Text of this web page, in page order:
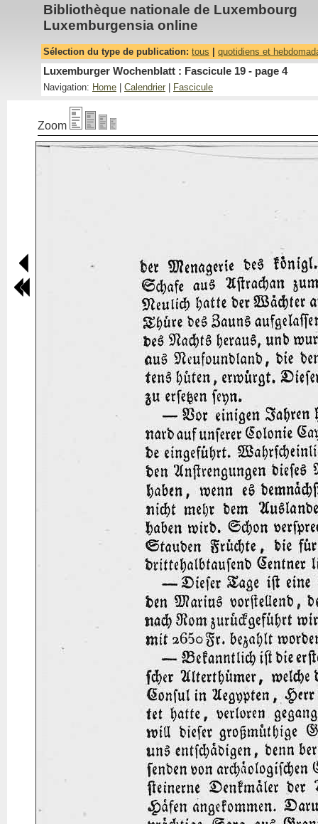
Bibliothèque nationale de Luxembourg
Luxemburgensia online
Sélection du type de publication: tous quotidiens et
Luxemburger Wochenblatt : Fascicule 19 - page 4
Navigation: Home Calendrier Fascicule
Zoom